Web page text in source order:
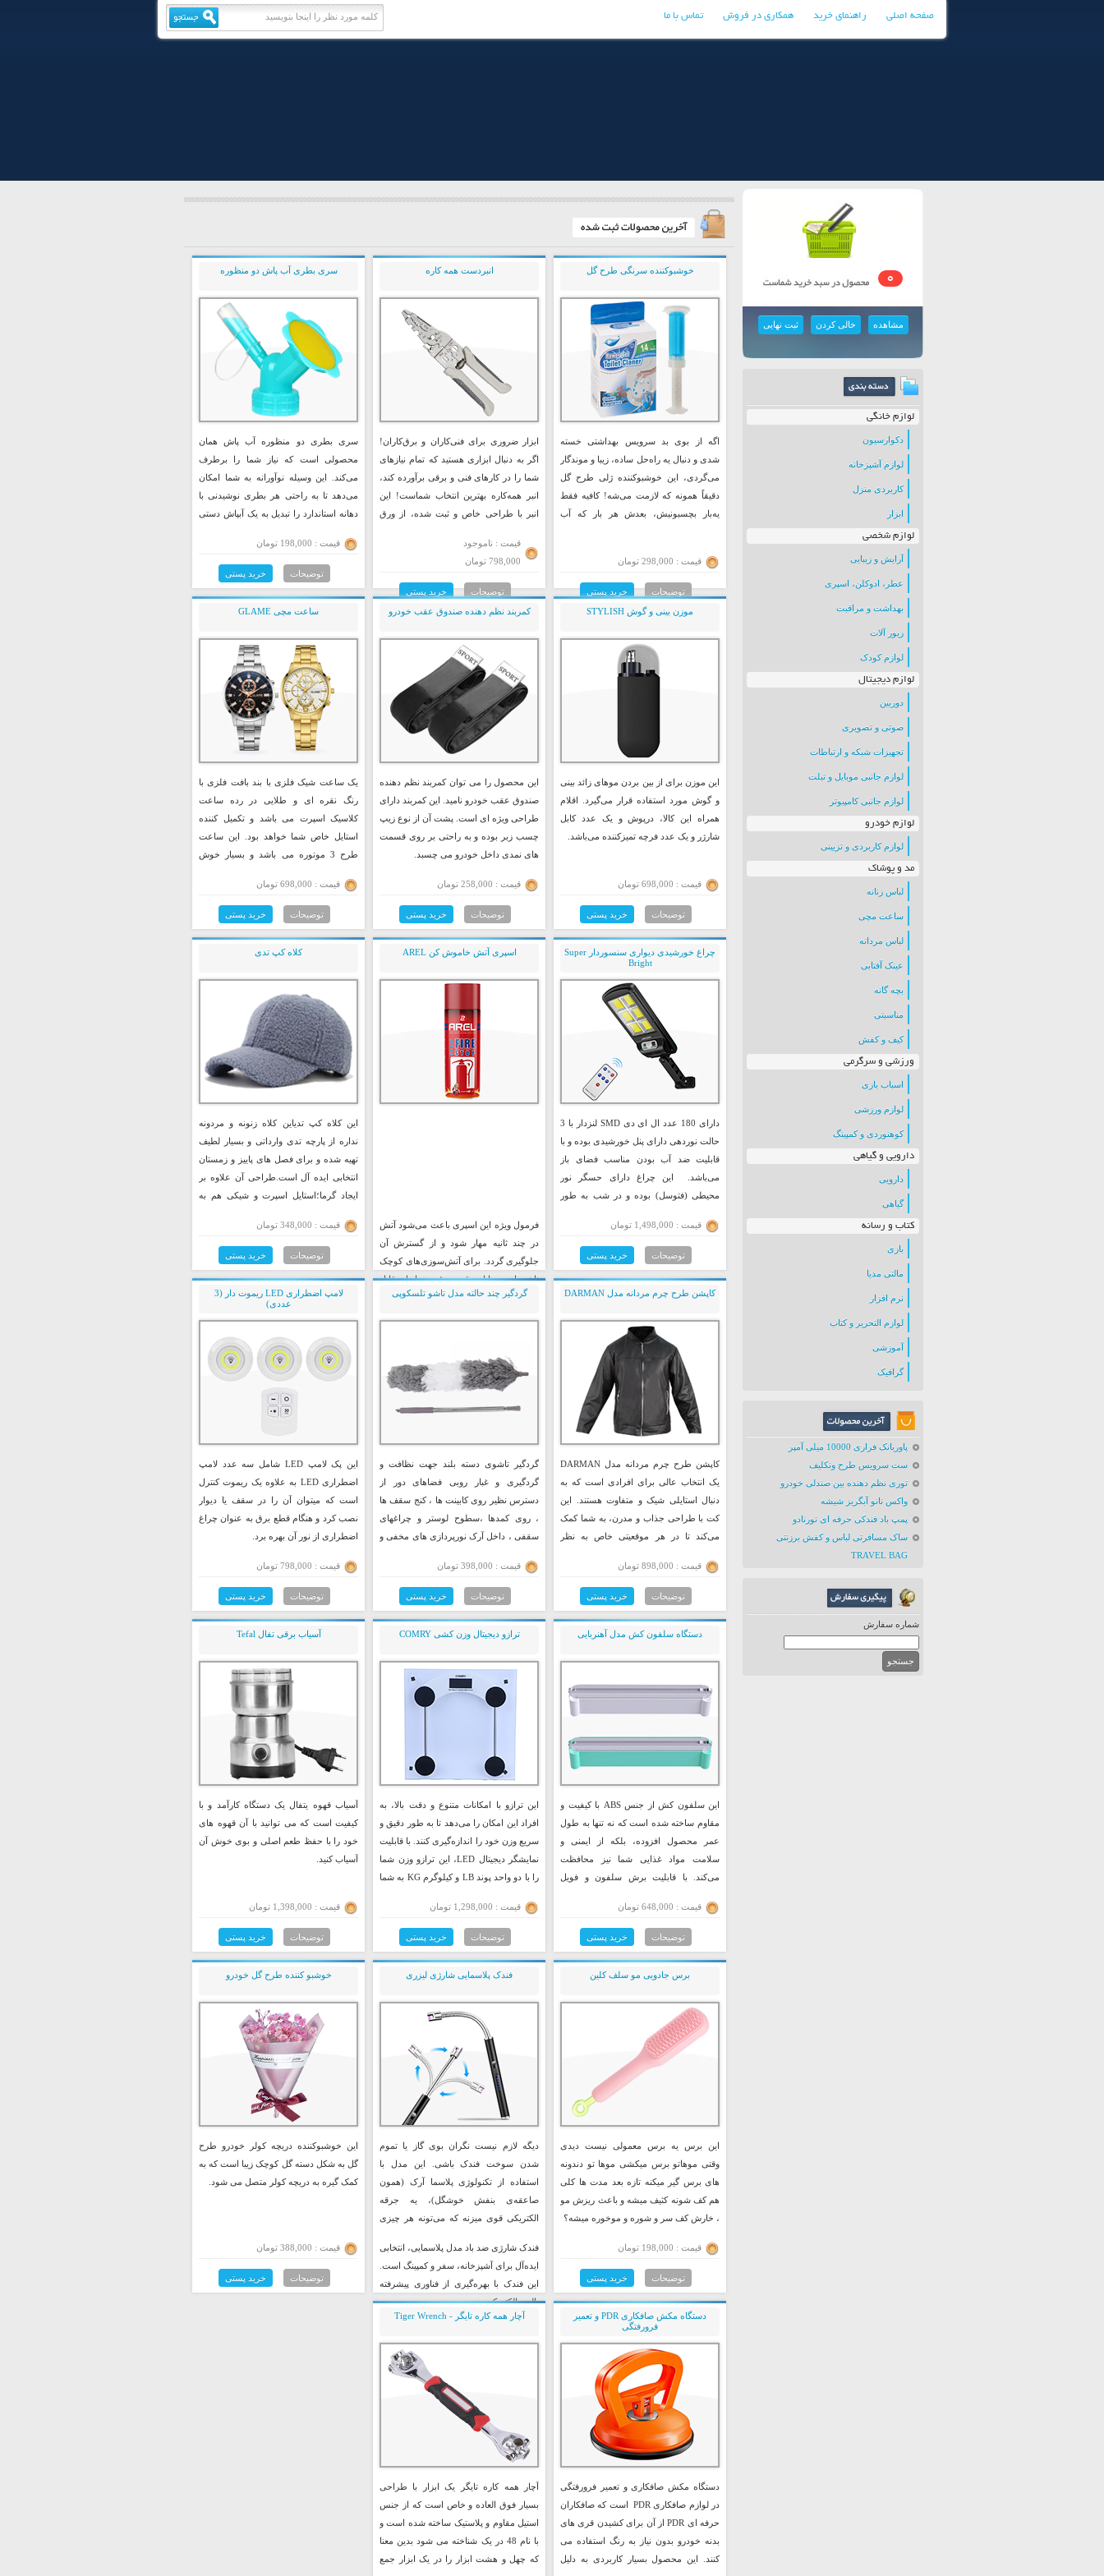
صفحه اصلی راهنمای خرید همکاری در فروش تماس با ما
0
مشاهده خالی کردن ثبت نهایی
لوازم خانگی
دکوارسیون
لوازم آشپزخانه
کاربردی منزل
ابزار
لوازم شخصی
آرایش و زیبایی
عطر، ادوکلن، اسپری
بهداشت و مراقبت
زیور آلات
لوازم کودک
لوازم دیجیتال
دوربین
صوتی و تصویری
تجهیزات شبکه و ارتباطات
لوازم جانبی موبایل و تبلت
لوازم جانبی کامپیوتر
لوازم خودرو
لوازم کاربردی و تزیینی
مد و پوشاک
لباس زنانه
ساعت مچی
لباس مردانه
عینک آفتابی
بچه گانه
مناسبتی
کیف و کفش
ورزشی و سرگرمی
اسباب بازی
لوازم ورزشی
کوهنوردی و کمپینگ
دارویی و گیاهی
دارویی
گیاهی
کتاب و رسانه
بازی
مالتی مدیا
نرم افزار
لوازم التحریر و کتاب
آموزشی
گرافیک
پاوربانک فراری 10000 میلی آمپر
ست سرویس طرح ونکلیف
توری نظم دهنده بین صندلی خودرو
واکس نانو آبگریز شیشه
پمپ باد فندکی حرفه ای تورنادو
ساک مسافرتی لباس و کفش برزنتی
TRAVEL BAG
شماره سفارش
خوشبوکننده سرنگی طرح گل
اگه از بوی بد سرویس بهداشتی خسته
شدی و دنبال یه راه‌حل ساده، زیبا و موندگار
می‌گردی، این خوشبوکننده ژلی طرح گل
دقیقاً همونه که لازمت می‌شه! کافیه فقط
یه‌بار بچسبونیش، بعدش هر بار که آب
عوض می‌کنه. هم واسه توالت ایرانی خوبه،
هم فرنگی. مهم‌تر از همه اینکه هم خوشبو
قیمت : 298,000 تومان
توضیحات خرید پستی
انبردست همه کاره
ابزار ضروری برای فنی‌کاران و برق‌کاران!
اگر به دنبال ابزاری هستید که تمام نیازهای
شما را در کارهای فنی و برقی برآورده کند،
انبر همه‌کاره بهترین انتخاب شماست! این
انبر با طراحی خاص و ثبت شده، از ورق
قدرت و دقتی بی‌نظیر می‌بخشد.
قیمت : ناموجود
798,000 تومان
توضیحات خرید پستی
سری بطری آب پاش دو منظوره
سری بطری دو منظوره آب پاش همان
محصولی است که نیاز شما را برطرف
می‌کند. این وسیله نوآورانه به شما امکان
می‌دهد تا به راحتی هر بطری نوشیدنی با
دهانه استاندارد را تبدیل به یک آبپاش دستی
آبیاری گیاهان خود را با کیفیتی حرفه‌ای
انجام دهید.
قیمت : 198,000 تومان
توضیحات خرید پستی
موزن بینی و گوش STYLISH
این موزن برای از بین بردن موهای زائد بینی
و گوش مورد استفاده قرار می‌گیرد. اقلام
همراه این کالا، درپوش و یک عدد کابل
شارژر و یک عدد فرچه تمیزکننده می‌باشد.
قیمت : 698,000 تومان
توضیحات خرید پستی
کمربند نظم دهنده صندوق عقب خودرو
این محصول را می توان کمربند نظم دهنده
صندوق عقب خودرو نامید. این کمربند دارای
طراحی ویژه ای است. پشت آن از نوع زیپ
چسب زبر بوده و به راحتی بر روی قسمت
های نمدی داخل خودرو می چسبد.
قیمت : 258,000 تومان
توضیحات خرید پستی
ساعت مچی GLAME
یک ساعت شیک فلزی با بند بافت فلزی با
رنگ نقره ای و طلایی در رده ساعت
کلاسیک اسپرت می باشد و تکمیل کننده
استایل خاص شما خواهد بود. این ساعت
طرح 3 موتوره می باشد و بسیار خوش
محصول همراه با یک جعبه شکیل ارسال
خواهد شد.
قیمت : 698,000 تومان
توضیحات خرید پستی
چراغ خورشیدی دیواری سنسوردار Super
Bright
دارای 180 عدد ال ای دی SMD لنز‌دار با 3
حالت نوردهی دارای پنل خورشیدی بوده و با
قابلیت ضد آب بودن مناسب فضای باز
می‌‌باشد. این چراغ دارای حسگر نور
محیطی (فتوسل) بوده و در شب به طور
قیمت : 1,498,000 تومان
توضیحات خرید پستی
اسپری آتش خاموش کن AREL
فرمول ویژه این اسپری باعث می‌شود آتش
در چند ثانیه مهار شود و از گسترش آن
جلوگیری گردد. برای آتش‌سوزی‌های کوچک
ناشی از: وسایل برقی روغن و مایعات قابل
اشتعال در آشپزخانه داخل خودرو لوازم
توضیحات خرید پستی
کلاه کپ تدی
این کلاه کپ تدیاین کلاه زنونه و مردونه
نداره از پارچه تدی وارداتی و بسیار لطیف
تهیه شده و برای فصل های پاییز و زمستان
انتخابی ایده آل است.طراحی آن علاوه بر
ایجاد گرما؛استایل اسپرت و شیکی هم به
بندتنظیم سایز تعبیه شده تا با هر سایز سری
به راحتی فیت شود. این کلاه برای استایل
های روزانه؛خیابانی و مسافرت انتخابی فوق
قیمت : 348,000 تومان
توضیحات خرید پستی
کاپشن طرح چرم مردانه مدل DARMAN
کاپشن طرح چرم مردانه مدل DARMAN
یک انتخاب عالی برای افرادی است که به
دنبال استایلی شیک و متفاوت هستند. این
کت با طراحی جذاب و مدرن، به شما کمک
می‌کند تا در هر موقعیتی خاص به نظر
به تناسب باریک آن اشاره کرد که به خوبی
بر روی بدن نشسته و زیبایی خاصی به
استایل شما می‌بخشد. این کت با دو جیب دو
قیمت : 898,000 تومان
توضیحات خرید پستی
گردگیر چند حالته مدل تاشو تلسکوپی
گردگیر تاشوی دسته بلند جهت نظافت و
گردگیری و غبار روبی فضاهای دور از
دسترس نظیر روی کابینت ها ، کنج سقف ها
، روی کمدها ،سطوح لوستر و چراغهای
سقفی ، داخل آرک نورپردازی های مخفی و
تمیزی محیط به شما کمک میکند . این
محصول دارای دسته تاشو از جنس استیل
بوده که بصورت تلسکوپی براحتی داخل
قیمت : 398,000 تومان
توضیحات خرید پستی
لامپ اضطراری LED ریموت دار (3
عددی)
این پک لامپ LED شامل سه عدد لامپ
اضطراری LED به علاوه یک ریموت کنترل
است که میتوان آن را در سقف یا دیوار
نصب کرد و هنگام قطع برق به عنوان چراغ
اضطراری از نور آن بهره برد.
قیمت : 798,000 تومان
توضیحات خرید پستی
دستگاه سلفون کش مدل آهنربایی
این سلفون کش از جنس ABS با کیفیت و
مقاوم ساخته شده است که نه تنها به طول
عمر محصول افزوده، بلکه از ایمنی و
سلامت مواد غذایی شما نیز محافظت
می‌کند. با قابلیت برش سلفون و فویل
را می‌دهد که بسته‌بندی‌های متنوعی را
انجام دهید.
قیمت : 648,000 تومان
توضیحات خرید پستی
ترازو دیجیتال وزن کشی COMRY
این ترازو با امکانات متنوع و دقت بالا، به
افراد این امکان را می‌دهد تا به طور دقیق و
سریع وزن خود را اندازه‌گیری کنند. با قابلیت
نمایشگر دیجیتال LED، این ترازو وزن شما
را با دو واحد پوند LB و کیلوگرم KG به شما
قیمت : 1,298,000 تومان
توضیحات خرید پستی
آسیاب برقی تفال Tefal
آسیاب قهوه یتفال یک دستگاه کارآمد و با
کیفیت است که می توانید با آن قهوه های
خود را با حفظ طعم اصلی و بوی خوش آن
آسیاب کنید.
قیمت : 1,398,000 تومان
توضیحات خرید پستی
برس جادویی مو سلف کلین
این برس یه برس معمولی نیست دیدی
وقتی موهاتو برس میکشی موها تو دندونه
های برس گیر میکنه تازه بعد مدت ها کلی
هم کف شونه کثیف میشه و باعث ریزش مو
، خارش کف سر و شوره و موخوره میشه؟
قیمت : 198,000 تومان
توضیحات خرید پستی
فندک پلاسمایی شارژی لیزری
دیگه لازم نیست نگران بوی گاز یا تموم
شدن سوخت فندک باشی. این مدل با
استفاده از تکنولوژی پلاسما آرک (همون
صاعقه‌ی بنفش خوشگل)، یه جرقه
الکتریکی قوی میزنه که می‌تونه هر چیزی
فندک شارژی ضد باد مدل پلاسمایی، انتخابی
ایده‌آل برای آشپزخانه، سفر و کمپینگ است.
این فندک با بهره‌گیری از فناوری پیشرفته
پالس الکتریکی،
بدون نیاز به گاز کار کرده و در شرایط
محیط‌های مرطوب، عملکرد بی‌نقصی دارد.
توضیحات خرید پستی
خوشبو کننده طرح گل خودرو
این خوشبوکننده دریچه کولر خودرو طرح
گل به شکل دسته گل کوچک زیبا است که به
کمک گیره به دریچه کولر متصل می شود.
قیمت : 388,000 تومان
توضیحات خرید پستی
دستگاه مکش صافکاری PDR و تعمیر
فرورفتگی
دستگاه مکش صافکاری و تعمیر فرورفتگی
در لوازم صافکاری PDR است که صافکاران
حرفه ای PDR از آن برای کشیدن قری های
بدنه خودرو بدون نیاز به رنگ استفاده می
کنند. این محصول بسیار کاربردی به دلیل
آچار همه کاره تایگر - Tiger Wrench
آچار همه کاره تایگر یک ابزار با طراحی
بسیار فوق العاده و خاص است که از جنس
استیل مقاوم و پلاستیک ساخته شده است و
با نام 48 در یک شناخته می شود بدین معنا
که چهل و هشت ابزار را در یک ابزار جمع